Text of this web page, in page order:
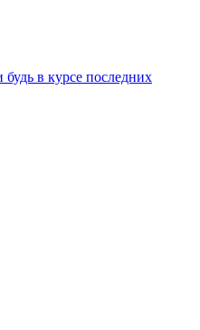
в курсе последних